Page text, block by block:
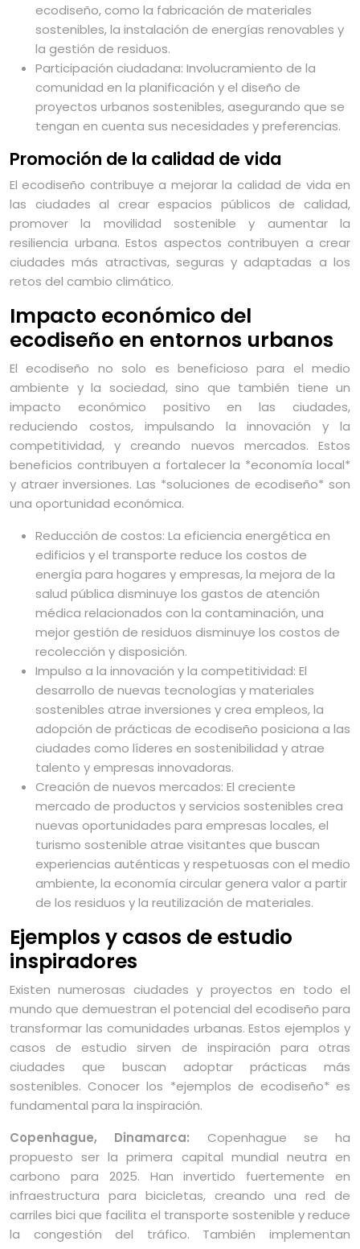
ecodiseño, como la fabricación de materiales
sostenibles, la instalación de energías renovables y
la gestión de residuos.
Participación ciudadana: Involucramiento de la
comunidad en la planificación y el diseño de
proyectos urbanos sostenibles, asegurando que se
tengan en cuenta sus necesidades y preferencias.
Promoción de la calidad de vida
El ecodiseño contribuye a mejorar la calidad de vida en
las ciudades al crear espacios públicos de calidad,
promover la movilidad sostenible y aumentar la
resiliencia urbana. Estos aspectos contribuyen a crear
ciudades más atractivas, seguras y adaptadas a los
retos del cambio climático.
Impacto económico del
ecodiseño en entornos urbanos
El ecodiseño no solo es beneficioso para el medio
ambiente y la sociedad, sino que también tiene un
impacto económico positivo en las ciudades,
reduciendo costos, impulsando la innovación y la
competitividad, y creando nuevos mercados. Estos
beneficios contribuyen a fortalecer la *economía local*
y atraer inversiones. Las *soluciones de ecodiseño* son
una oportunidad económica.
Reducción de costos: La eficiencia energética en
edificios y el transporte reduce los costos de
energía para hogares y empresas, la mejora de la
salud pública disminuye los gastos de atención
médica relacionados con la contaminación, una
mejor gestión de residuos disminuye los costos de
recolección y disposición.
Impulso a la innovación y la competitividad: El
desarrollo de nuevas tecnologías y materiales
sostenibles atrae inversiones y crea empleos, la
adopción de prácticas de ecodiseño posiciona a las
ciudades como líderes en sostenibilidad y atrae
talento y empresas innovadoras.
Creación de nuevos mercados: El creciente
mercado de productos y servicios sostenibles crea
nuevas oportunidades para empresas locales, el
turismo sostenible atrae visitantes que buscan
experiencias auténticas y respetuosas con el medio
ambiente, la economía circular genera valor a partir
de los residuos y la reutilización de materiales.
Ejemplos y casos de estudio
inspiradores
Existen numerosas ciudades y proyectos en todo el
mundo que demuestran el potencial del ecodiseño para
transformar las comunidades urbanas. Estos ejemplos y
casos de estudio sirven de inspiración para otras
ciudades que buscan adoptar prácticas más
sostenibles. Conocer los *ejemplos de ecodiseño* es
fundamental para la inspiración.
Copenhague, Dinamarca: Copenhague se ha
propuesto ser la primera capital mundial neutra en
carbono para 2025. Han invertido fuertemente en
infraestructura para bicicletas, creando una red de
carriles bici que facilita el transporte sostenible y reduce
la congestión del tráfico. También implementan